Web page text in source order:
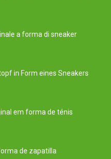
a forma di sneaker
in Form eines Sneakers
em forma de ténis
de zapatilla